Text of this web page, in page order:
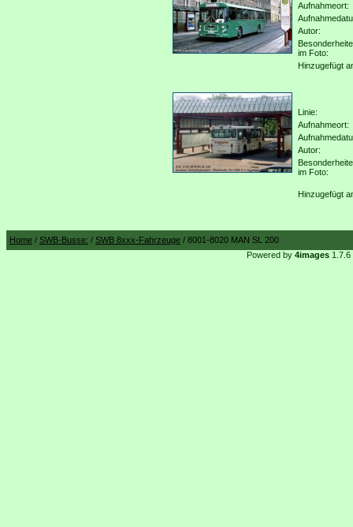
Aufnahmeort:
Autor:
im Foto:
Hinzugefügt
Linie:
Aufnahmeort:
Autor:
im Foto:
Hinzugefügt
Home / SWB-Busse: / SWB 8xxx-Fahrzeuge / 8001-8020 MAN SL 200
Powered by 4images1.7.6